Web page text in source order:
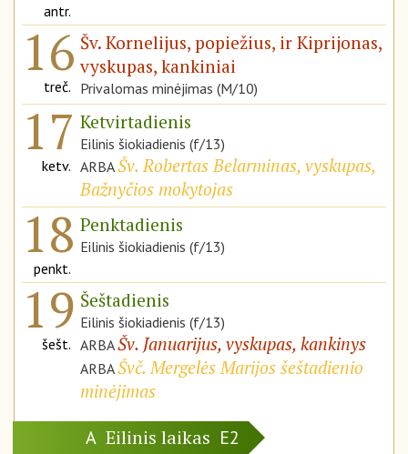
antr.
16
treč.
Šv. Kornelijus, popiežius, ir Kiprijonas,
vyskupas, kankiniai
Privalomas minėjimas (M/10)
17
ketv.
Ketvirtadienis
Eilinis šiokiadienis (f/13)
ARBAŠv. Robertas Belarminas, vyskupas,
Bažnyčios mokytojas
18
penkt.
Penktadienis
Eilinis šiokiadienis (f/13)
19
šešt.
Šeštadienis
Eilinis šiokiadienis (f/13)
ARBAŠv. Januarijus, vyskupas, kankinys
ARBAŠvč. Mergelės Marijos šeštadienio
minėjimas
A Eilinis laikas E2